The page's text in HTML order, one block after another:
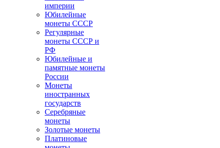
империи
Юбилейные
монеты СССР
Регулярные
монеты СССР и
РФ
Юбилейные и
памятные монеты
России
Монеты
иностранных
государств
Серебряные
монеты
Золотые монеты
Платиновые